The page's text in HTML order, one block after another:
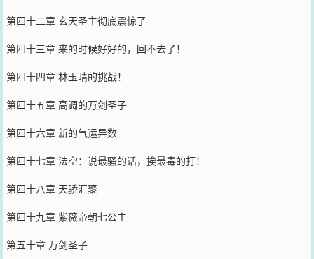
第四十二章 玄天圣主彻底震惊了
第四十三章 来的时候好好的，回不去了！
第四十四章 林玉晴的挑战！
第四十五章 高调的万剑圣子
第四十六章 新的气运异数
第四十七章 法空：说最骚的话，挨最毒的打！
第四十八章 天骄汇聚
第四十九章 紫薇帝朝七公主
第五十章 万剑圣子